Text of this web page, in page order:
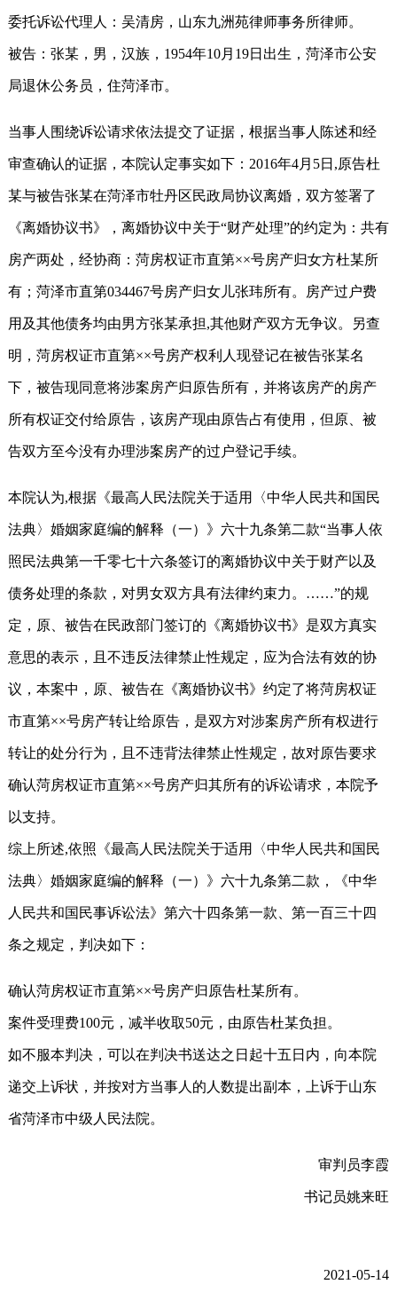
委托诉讼代理人：吴清房，山东九洲苑律师事务所律师。
被告：张某，男，汉族，1954年10月19日出生，菏泽市公安
局退休公务员，住菏泽市。
当事人围绕诉讼请求依法提交了证据，根据当事人陈述和经
审查确认的证据，本院认定事实如下：2016年4月5日,原告杜
某与被告张某在菏泽市牡丹区民政局协议离婚，双方签署了
《离婚协议书》，离婚协议中关于“财产处理”的约定为：共有
房产两处，经协商：菏房权证市直第××号房产归女方杜某所
有；菏泽市直第034467号房产归女儿张玮所有。房产过户费
用及其他债务均由男方张某承担,其他财产双方无争议。另查
明，菏房权证市直第××号房产权利人现登记在被告张某名
下，被告现同意将涉案房产归原告所有，并将该房产的房产
所有权证交付给原告，该房产现由原告占有使用，但原、被
告双方至今没有办理涉案房产的过户登记手续。
本院认为,根据《最高人民法院关于适用〈中华人民共和国民
法典〉婚姻家庭编的解释（一）》六十九条第二款“当事人依
照民法典第一千零七十六条签订的离婚协议中关于财产以及
债务处理的条款，对男女双方具有法律约束力。……”的规
定，原、被告在民政部门签订的《离婚协议书》是双方真实
意思的表示，且不违反法律禁止性规定，应为合法有效的协
议，本案中，原、被告在《离婚协议书》约定了将菏房权证
市直第××号房产转让给原告，是双方对涉案房产所有权进行
转让的处分行为，且不违背法律禁止性规定，故对原告要求
确认菏房权证市直第××号房产归其所有的诉讼请求，本院予
以支持。
综上所述,依照《最高人民法院关于适用〈中华人民共和国民
法典〉婚姻家庭编的解释（一）》六十九条第二款，《中华
人民共和国民事诉讼法》第六十四条第一款、第一百三十四
条之规定，判决如下：
确认菏房权证市直第××号房产归原告杜某所有。
案件受理费100元，减半收取50元，由原告杜某负担。
如不服本判决，可以在判决书送达之日起十五日内，向本院
递交上诉状，并按对方当事人的人数提出副本，上诉于山东
省菏泽市中级人民法院。
审判员李霞
书记员姚来旺
2021-05-14